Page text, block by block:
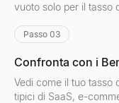
vuoto solo per il tasso
Passo 03
Confronta con i
Vedi come il tuo tasso
tipici di SaaS, e-